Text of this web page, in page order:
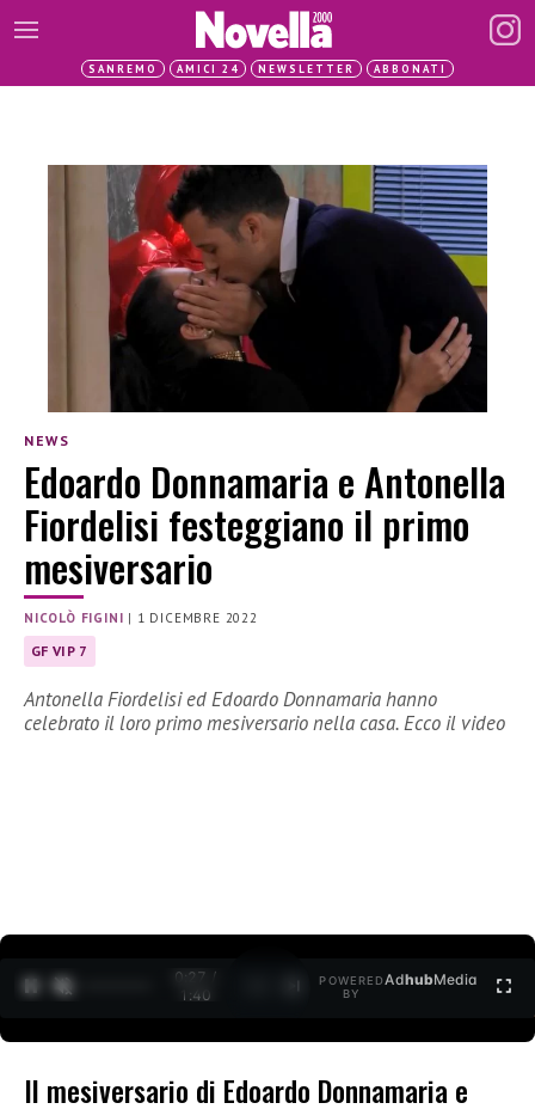
SANREMO AMICI 24 NEWSLETTER ABBONATI
NEWS
Edoardo Donnamaria e Antonella
Fiordelisi festeggiano il primo
mesiversario
NICOLÒ FIGINI | 1 DICEMBRE 2022
GF VIP 7
Antonella Fiordelisi ed Edoardo Donnamaria hanno
celebrato il loro primo mesiversario nella casa. Ecco il video
0:28 /
1:40
POWERED
BY
AdhubMedia
Il mesiversario di Edoardo Donnamaria e